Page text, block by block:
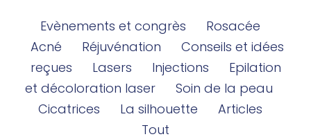
Evènements et congrès
Rosacée
Acné
Réjuvénation
Conseils et idées
reçues
Lasers Injections
Epilation
et décoloration laser
Soin de la peau
Cicatrices
La silhouette
Articles
Tout